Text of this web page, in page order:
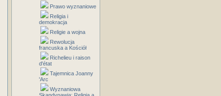
Prawo wyznaniowe
Religia i
demokracja
Religie a wojna
Rewolucja
francuska a Kościół
Richelieu i raison
d'état
Tajemnica Joanny
'Arc
Wyznaniowa